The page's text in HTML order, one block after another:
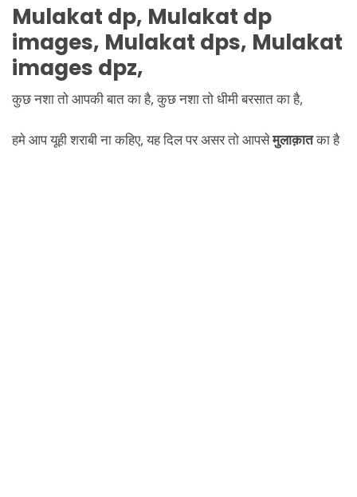
Mulakat dp, Mulakat dp
images, Mulakat dps, Mulakat
images dpz,
कुछ नशा तो आपकी बात का है, कुछ नशा तो धीमी बरसात का है,
हमे आप यूही शराबी ना कहिए, यह दिल पर असर तो आपसेमुलाक़ातका है